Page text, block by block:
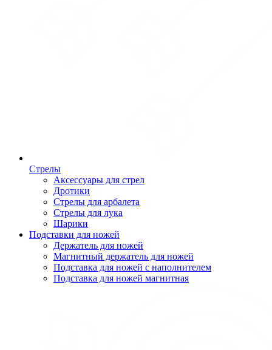
Стрелы
Аксессуары для стрел
Дротики
Стрелы для арбалета
Стрелы для лука
Шарики
Подставки для ножей
Держатель для ножей
Магнитный держатель для ножей
Подставка для ножей с наполнителем
Подставка для ножей магнитная